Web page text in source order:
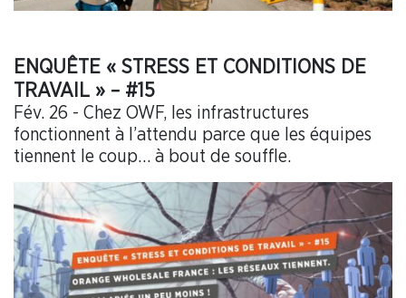
ENQUÊTE « STRESS ET CONDITIONS DE
TRAVAIL » – #15
Fév. 26 - Chez OWF, les infrastructures
fonctionnent à l’attendu parce que les équipes
tiennent le coup… à bout de souffle.